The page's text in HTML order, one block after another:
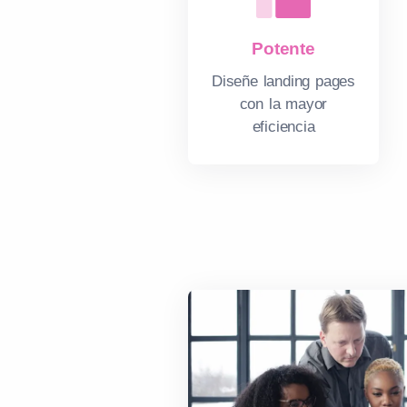
Potente
Diseñe landing pages
con la mayor
eficiencia